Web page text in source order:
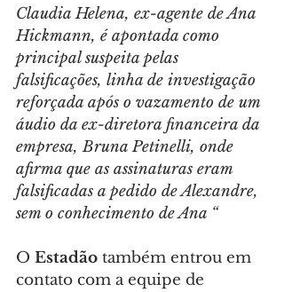
Claudia Helena, ex-agente de Ana
Hickmann, é apontada como
principal suspeita pelas
falsificações, linha de investigação
reforçada após o vazamento de um
áudio da ex-diretora financeira da
empresa, Bruna Petinelli, onde
afirma que as assinaturas eram
falsificadas a pedido de Alexandre,
sem o conhecimento de Ana “
O Estadão também entrou em
contato com a equipe de